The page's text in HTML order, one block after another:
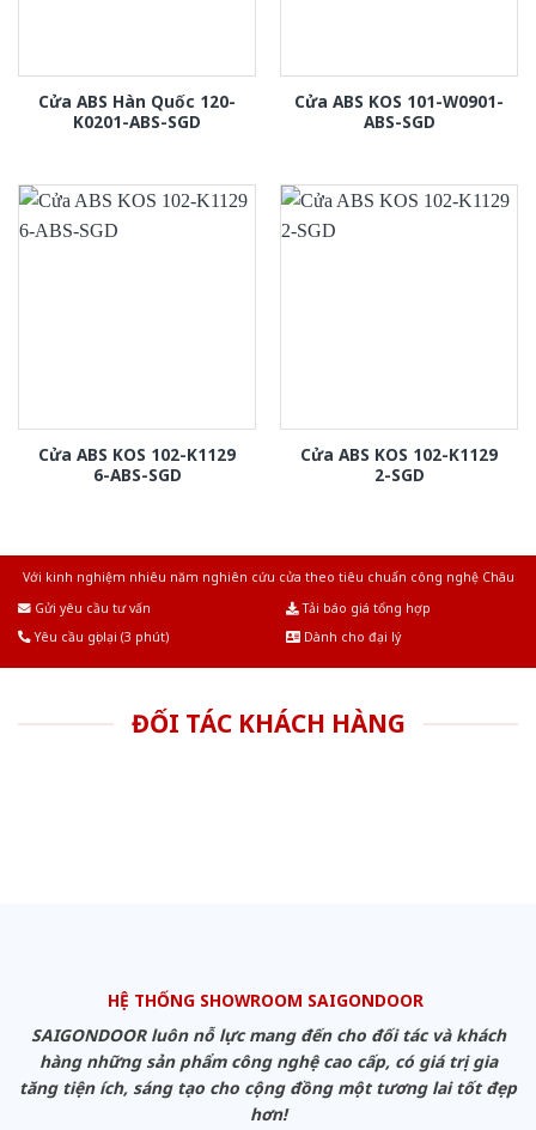
Cửa ABS Hàn Quốc 120-
K0201-ABS-SGD
Cửa ABS KOS 101-W0901-
ABS-SGD
Cửa ABS KOS 102-K1129
6-ABS-SGD
Cửa ABS KOS 102-K1129
2-SGD
Với kinh nghiệm nhiêu năm nghiên cứu cửa theo tiêu chuẩn công nghệ Châu
Gửi yêu cầu tư vấn
Tải báo giá tổng hợp
Yêu cầu gọi lại (3 phút)
Dành cho đại lý
ĐỐI TÁC KHÁCH HÀNG
HỆ THỐNG SHOWROOM SAIGONDOOR
SAIGONDOOR luôn nỗ lực mang đến cho đối tác và khách
hàng những sản phẩm công nghệ cao cấp, có giá trị gia
tăng tiện ích, sáng tạo cho cộng đồng một tương lai tốt đẹp
hơn!